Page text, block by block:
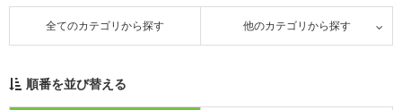
全てのカテゴリから探す 他のカテゴリから探す
順番を並び替える